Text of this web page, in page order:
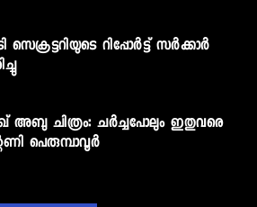
റിപ്പോര്‍ട്ട് സര്‍ക്കാര്‍
ചിത്രം: ചര്‍ച്ചപോലും ഇതുവരെ
പെരുമ്പാവൂര്‍